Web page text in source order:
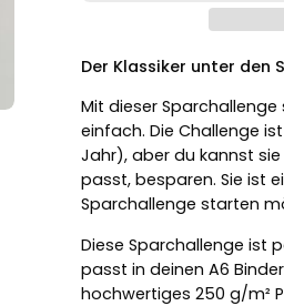
Der Klassiker unter den
Mit dieser Sparchallenge
einfach. Die Challenge
Jahr), aber du kannst
passt, besparen. Sie ist
Sparchallenge starten
Diese Sparchallenge ist
passt in deinen A6
hochwertiges 250 g/m²